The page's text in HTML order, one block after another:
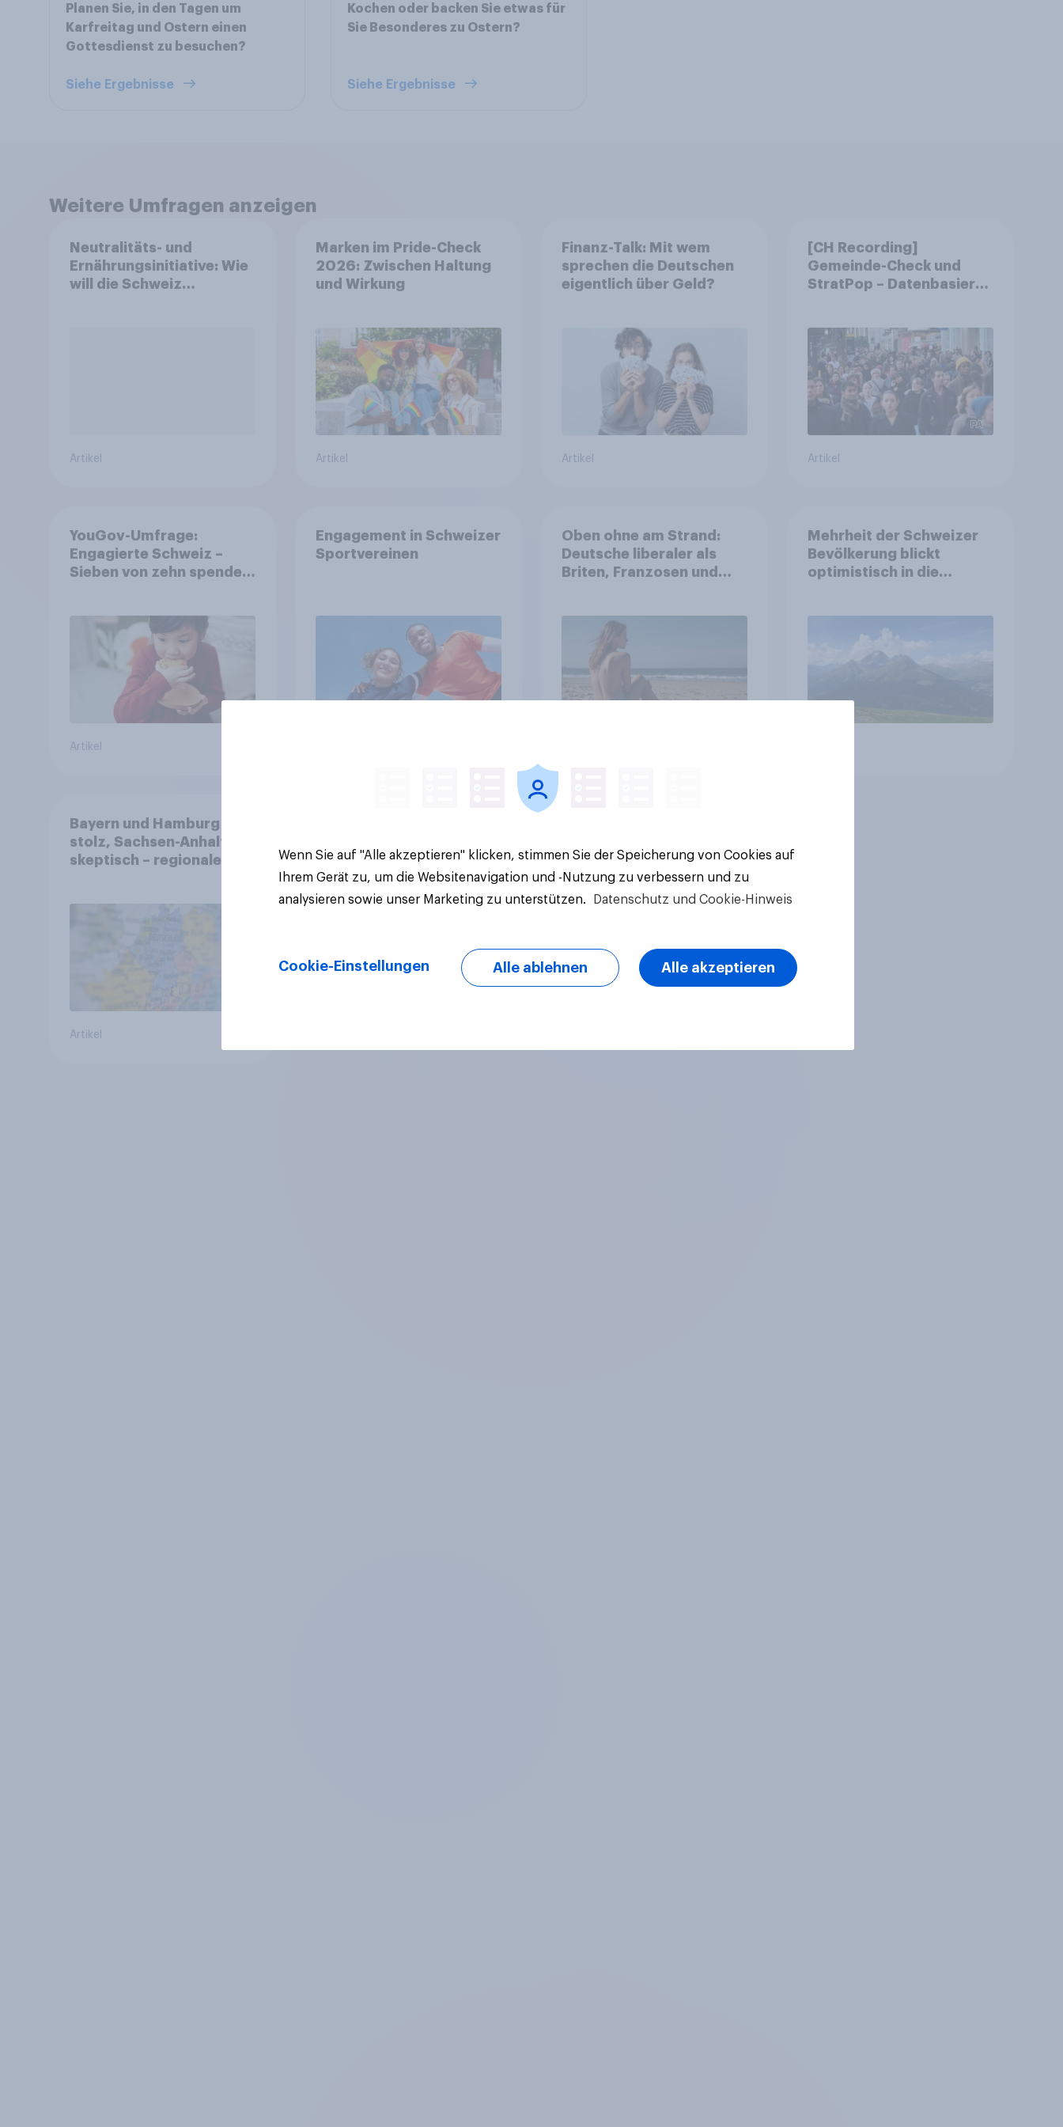
Planen Sie, in den Tagen um
Karfreitag und Ostern einen
Gottesdienst zu besuchen?
Siehe Ergebnisse
Kochen oder backen Sie etwas für
Sie Besonderes zu Ostern?
Siehe Ergebnisse
Weitere Umfragen anzeigen
Neutralitäts- und
Ernährungsinitiative: Wie
will die Schweiz
Artikel
Marken im Pride-Check
2026: Zwischen Haltung
und Wirkung
Artikel
Finanz-Talk: Mit wem
sprechen die Deutschen
eigentlich über Geld?
Artikel
[CH Recording]
Gemeinde-Check und
StratPop – Datenbasierte
Artikel
YouGov-Umfrage:
Engagierte Schweiz –
Sieben von zehn spenden,
Artikel
Engagement in Schweizer
Sportvereinen
Oben ohne am Strand:
Deutsche liberaler als
Briten, Franzosen und
Mehrheit der Schweizer
Bevölkerung blickt
optimistisch in die
Gesundheitswesen und
Altersvorsorge
Bayern und Hamburg
stolz, Sachsen-Anhalt
skeptisch – regionale
Europa im Osten am
Artikel
Wenn Sie auf "Alle akzeptieren" klicken, stimmen Sie der Speicherung von Cookies auf
Ihrem Gerät zu, um die Websitenavigation und -Nutzung zu verbessern und zu
analysieren sowie unser Marketing zu unterstützen.
Datenschutz und Cookie-Hinweis
Cookie-Einstellungen Alle ablehnen Alle akzeptieren